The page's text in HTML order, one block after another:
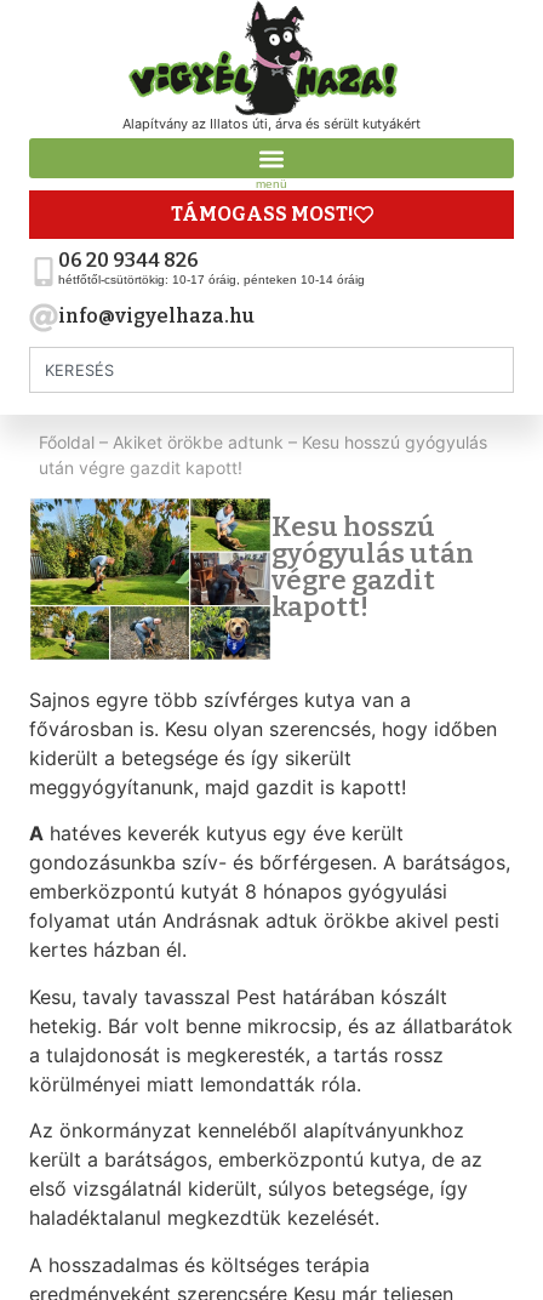
Alapítvány az Illatos úti, árva és sérült kutyákért
menü
TÁMOGASS MOST!
06 20 9344 826
hétfőtől-csütörtökig: 10-17 óráig, pénteken 10-14 óráig
info@vigyelhaza.hu
Főoldal – Akiket örökbe adtunk – Kesu hosszú gyógyulás
után végre gazdit kapott!
Kesu hosszú
gyógyulás után
végre gazdit
kapott!
Sajnos egyre több szívférges kutya van a
fővárosban is. Kesu olyan szerencsés, hogy időben
kiderült a betegsége és így sikerült
meggyógyítanunk, majd gazdit is kapott!
A hatéves keverék kutyus egy éve került
gondozásunkba szív- és bőrférgesen. A barátságos,
emberközpontú kutyát 8 hónapos gyógyulási
folyamat után Andrásnak adtuk örökbe akivel pesti
kertes házban él.
Kesu, tavaly tavasszal Pest határában kószált
hetekig. Bár volt benne mikrocsip, és az állatbarátok
a tulajdonosát is megkeresték, a tartás rossz
körülményei miatt lemondatták róla.
Az önkormányzat kenneléből alapítványunkhoz
került a barátságos, emberközpontú kutya, de az
első vizsgálatnál kiderült, súlyos betegsége, így
haladéktalanul megkezdtük kezelését.
A hosszadalmas és költséges terápia
eredményeként szerencsére Kesu már teljesen